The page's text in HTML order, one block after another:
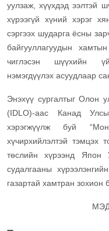
уулзаж, хүүхдэд ээлтэй
хүрээгүй хүний хэрэг
сэргээх шударга ёсны
байгууллагуудын
чиглэсэн шүүхийн
нэмэгдүүлэх асуудлаар
Энэхүү сургалтыг Олон
(IDLO)-аас Канад
хэрэгжүүлж буй
хүчирхийлэлтэй тэмцэх
төслийн хүрээнд Япон
судалгааны
газартай хамтран зохион